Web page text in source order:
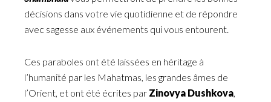
décisions dans votre vie quotidienne et de répondre
avec sagesse aux événements qui vous entourent.
Ces paraboles ont été laissées en héritage à
l’humanité par les Mahatmas, les grandes âmes de
l’Orient, et ont été écrites par Zinovya Dushkova,